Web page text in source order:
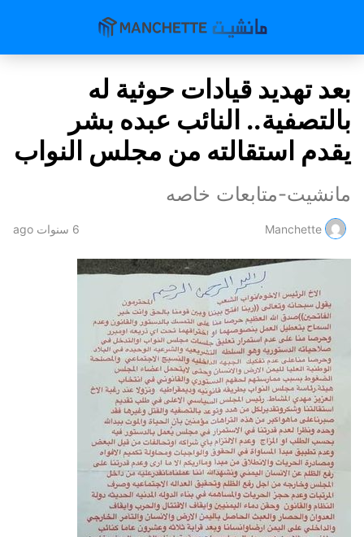
بعد تهديد قيادات حوثية له
بالتصفية.. النائب عبده بشر
يقدم استقالته من مجلس النواب
مانشيت-متابعات خاصه
Manchette 6 سنوات ago